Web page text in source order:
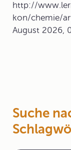
http://
kon/chemie/
August 2026,
Suche